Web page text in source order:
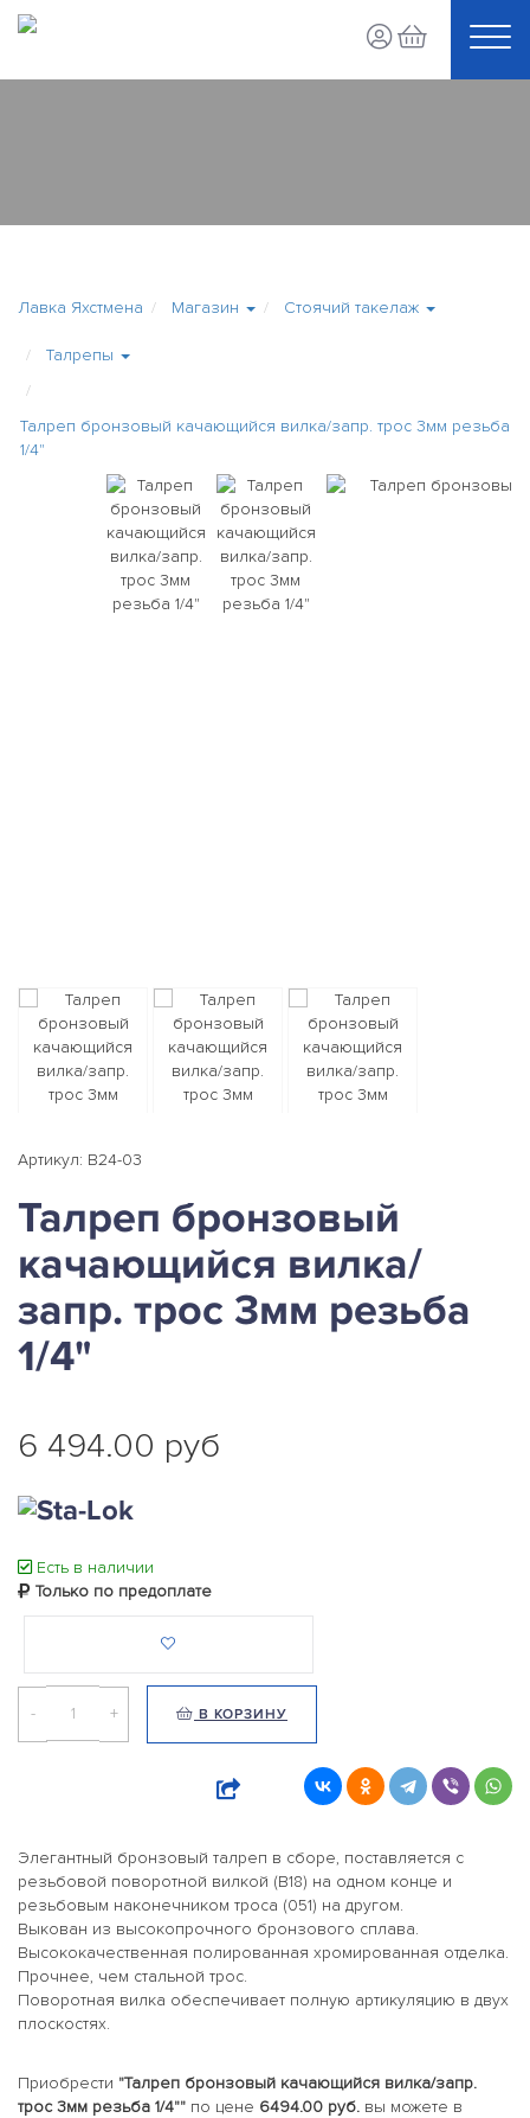
Лавка Яхстмена Магазин Стоячий такелаж
Талрепы
Талреп бронзовый качающийся вилка/запр. трос 3мм резьба
1/4"
Артикул: B24-03
Талреп бронзовый
качающийся вилка/
запр. трос 3мм резьба
1/4"
6 494.00 руб
Есть в наличии
Только по предоплате
- + В КОРЗИНУ
Элегантный бронзовый талреп в сборе, поставляется с
резьбовой поворотной вилкой (B18) на одном конце и
резьбовым наконечником троса (051) на другом.
Выкован из высокопрочного бронзового сплава.
Высококачественная полированная хромированная отделка.
Прочнее, чем стальной трос.
Поворотная вилка обеспечивает полную артикуляцию в двух
плоскостях.
Приобрести "Талреп бронзовый качающийся вилка/запр.
трос 3мм резьба 1/4"" по цене 6494.00 руб. вы можете в